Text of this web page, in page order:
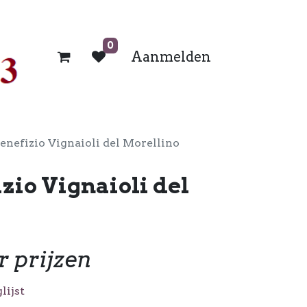
0
Aanmelden
Vignaioli del Morellino
Vignaioli del
prijzen